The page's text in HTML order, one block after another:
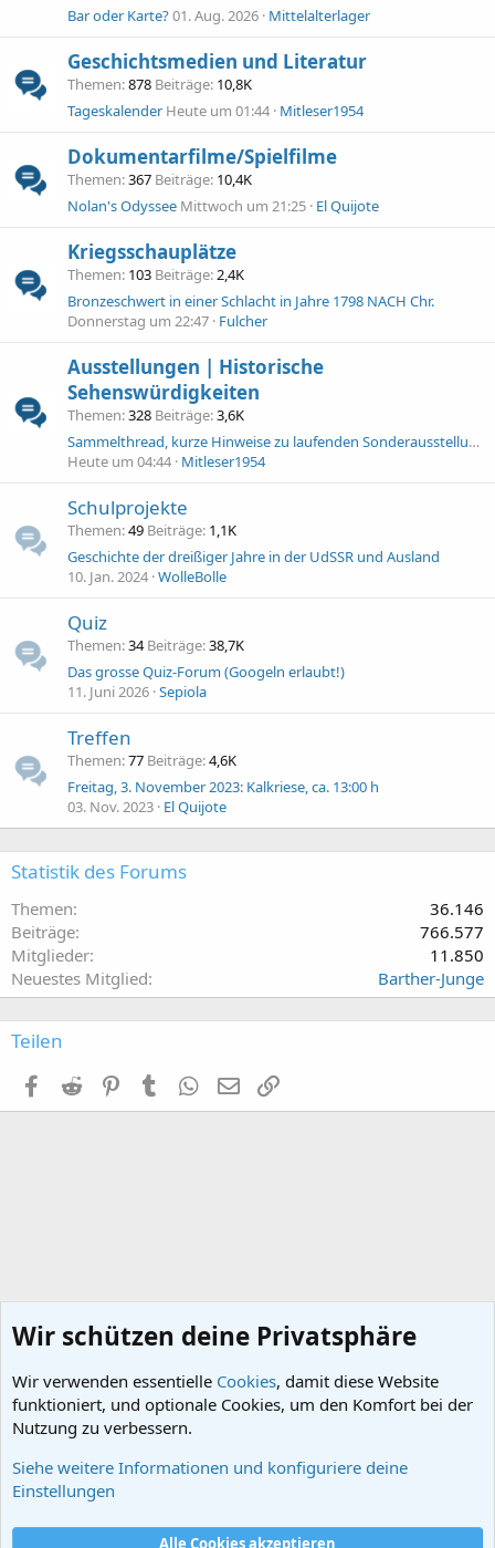
Bar oder Karte?01. Aug. 2026 Mittelalterlager
Geschichtsmedien und Literatur
Themen 878 Beiträge 10,8K
Tageskalender Heute um 01:44 Mitleser1954
Dokumentarfilme/Spielfilme
Themen 367 Beiträge 10,4K
Nolan's Odyssee Mittwoch um 21:25 El Quijote
Kriegsschauplätze
Themen 103 Beiträge 2,4K
Bronzeschwert in einer Schlacht in Jahre 1798 NACH Chr.
Donnerstag um 22:47 Fulcher
Ausstellungen | Historische
Sehenswürdigkeiten
Themen 328 Beiträge 3,6K
Sammelthread, kurze Hinweise zu laufenden Sonderausstellungen
Heute um 04:44 Mitleser1954
Schulprojekte
Themen 49 Beiträge 1,1K
Geschichte der dreißiger Jahre in der UdSSR und Ausland
10. Jan. 2024 WolleBolle
Quiz
Themen 34 Beiträge 38,7K
Das grosse Quiz-Forum (Googeln erlaubt!)
11. Juni 2026 Sepiola
Treffen
Themen 77 Beiträge 4,6K
Freitag, 3. November 2023: Kalkriese, ca. 13:00 h
03. Nov. 2023 El Quijote
Statistik des Forums
Themen
36.146
Beiträge
766.577
Mitglieder
11.850
Neuestes Mitglied
Barther-Junge
Teilen
Facebook
Reddit PinterestTumblr WhatsApp
E-Mail
Startseite
Wir schützen deine Privatsphäre
Wir verwenden essentielle Cookies, damit diese Website
funktioniert, und optionale Cookies, um den Komfort bei der
Nutzung zu verbessern.
Siehe weitere Informationen und konfiguriere deine
Einstellungen
Alle Cookies akzeptieren